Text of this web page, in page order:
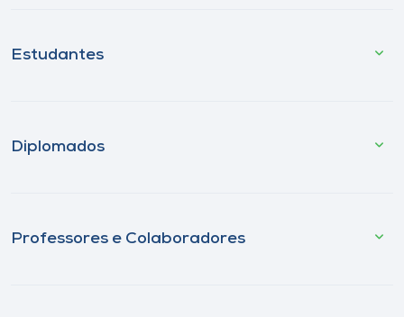
Estudantes
Diplomados
Professores e Colaboradores